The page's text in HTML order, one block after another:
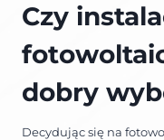
Czy
dobry
Decydując się na